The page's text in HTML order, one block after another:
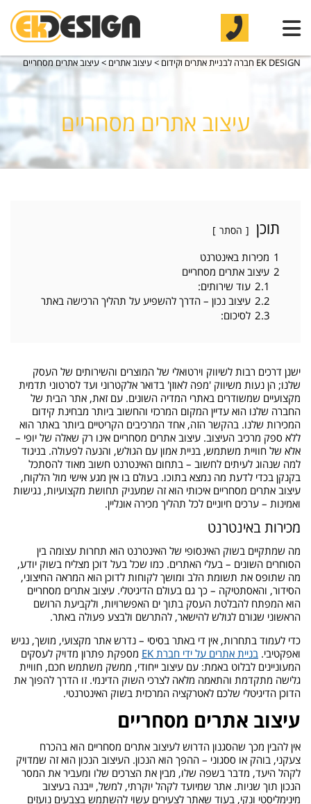
EK DESIGN חברה לבניית אתרים וקידום >עיצוב אתרים >עיצוב אתרים מסחריים
עיצוב אתרים מסחריים
תוכן הסתר
1 מכירות באינטרנט
2 עיצוב אתרים מסחריים
2.1 עוד שירותים:
2.2 עיצוב נכון – הדרך להשפיע על תהליך הרכישה באתר
2.3 לסיכום:
ישנן דרכים רבות לשיווק וירטואלי של המוצרים והשירותים של העסק
שלנו; הן נעות משיווק 'מפה לאוזן' בדואר אלקטרוני ועד לסרטוני תדמית
מקצועיים שמשודרים באתרי המדיה השונים. עם זאת, אתר הבית של
החברה שלנו הוא עדיין המקום המרכזי והחשוב ביותר מבחינת קידום
המכירות שלנו. בהקשר הזה, אחד המרכיבים הקריטיים ביותר באתר הוא
ללא ספק מרכיב העיצוב. עיצוב אתרים מסחריים אינו רק שאלה של יופי –
אלא של חוויית משתמש, בניית אמון עם הגולש, והנעה לפעולה. בניגוד
למה שנהוג לעיתים לחשוב – בתחום האינטרנט חשוב מאוד להסתכל
בקנקן בכדי לדעת מה נמצא בתוכו. בעולם בו אין מגע אישי מול הלקוח,
עיצוב אתרים מסחריים איכותי הוא זה שמעניק תחושת מקצועיות, נגישות
ואמינות – ערכים חיוניים לכל תהליך מכירה אונליין.
מכירות באינטרנט
מה שמתקיים בשוק האינסופי של האינטרנט הוא תחרות עצומה בין
הסוחרים השונים – בעלי האתרים. כמו שכל בעל דוכן מצליח בשוק יודע,
מה שתופס את תשומת הלב ומושך לקוחות לדוכן הוא המראה החיצוני,
הסידור, והאסתטיקה – כך גם בעולם הדיגיטלי. עיצוב אתרים מסחריים
הוא המפתח להבלטת העסק בתוך ים האפשרויות, ולקביעת הרושם
הראשוני שגורם לגולש להישאר, להתרשם ולבצע פעולה באתר.
כדי לעמוד בתחרות, אין די באתר בסיסי – נדרש אתר מקצועי, מושך, נגיש
ואפקטיבי. בניית אתרים על ידי חברת EK
מספקת פתרון מדויק לעסקים
המעוניינים לבלוט באמת: עם עיצוב ייחודי, ממשק משתמש חכם, חוויית
גלישה מתקדמת והתאמה מלאה לצרכי השוק הדינמי. זו הדרך להפוך את
הדוכן הדיגיטלי שלכם לאטרקציה המרכזית בשוק האינטרנטי.
עיצוב אתרים מסחריים
אין להבין מכך שהסגנון הדרוש לעיצוב אתרים מסחריים הוא בהכרח
צעקני, בוהק או ססגוני – ההפך הוא הנכון. העיצוב הנכון הוא זה שמדויק
לקהל היעד, מדבר בשפה שלו, מבין את הצרכים שלו ומעביר את המסר
הנכון תוך שניות. אתר שמיועד לקהל יוקרתי, למשל, ייבנה בעיצוב
מינימליסטי ונקי, בעוד שאתר לצעירים עשוי להשתמש בצבעים נועזים